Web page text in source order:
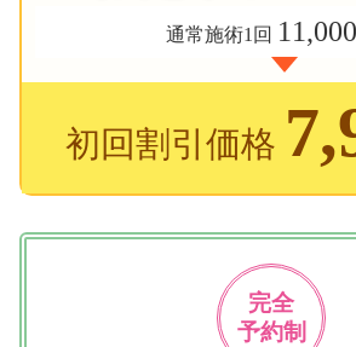
通常施術1回 11,000
初回割引価格
完全
予約制